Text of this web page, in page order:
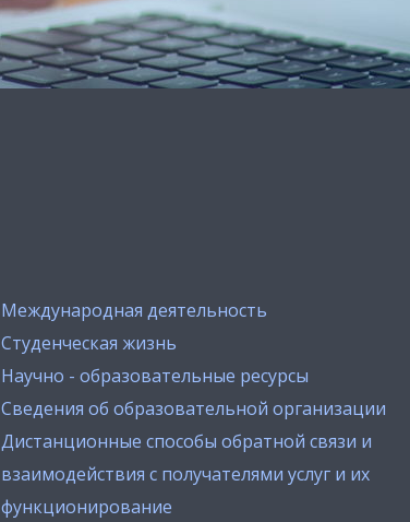
Международная деятельность
Студенческая жизнь
Научно - образовательные ресурсы
Сведения об образовательной организации
Дистанционные способы обратной связи и
взаимодействия с получателями услуг и их
функционирование